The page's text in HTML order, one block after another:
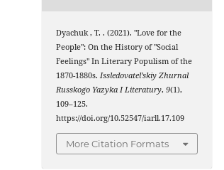
Dyachuk , T. . (2021). "Love for the
People": On the History of "Social
Feelings" In Literary Populism of the
1870-1880s.Issledovatel’skiy Zhurnal
Russkogo Yazyka I Literatury,9(1),
109–125.
https://doi.org/10.52547/iarll.17.109
More Citation Formats